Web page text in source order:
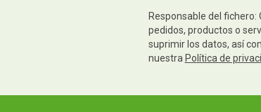
Responsable del
pedidos, productos o
suprimir los datos, así
nuestra Política de